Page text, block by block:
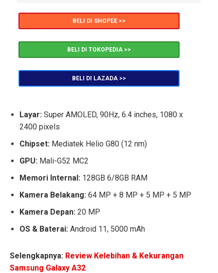
BELI DI SHOPEE >>
BELI DI TOKOPEDIA >>
BELI DI LAZADA >>
Layar: Super AMOLED, 90Hz, 6.4 inches, 1080 x
2400 pixels
Chipset: Mediatek Helio G80 (12 nm)
GPU: Mali-G52 MC2
Memori Internal: 128GB 6/8GB RAM
Kamera Belakang: 64 MP + 8 MP + 5 MP + 5 MP
Kamera Depan: 20 MP
OS & Baterai: Android 11, 5000 mAh
Selengkapnya: Review Kelebihan & Kekurangan
Samsung Galaxy A32